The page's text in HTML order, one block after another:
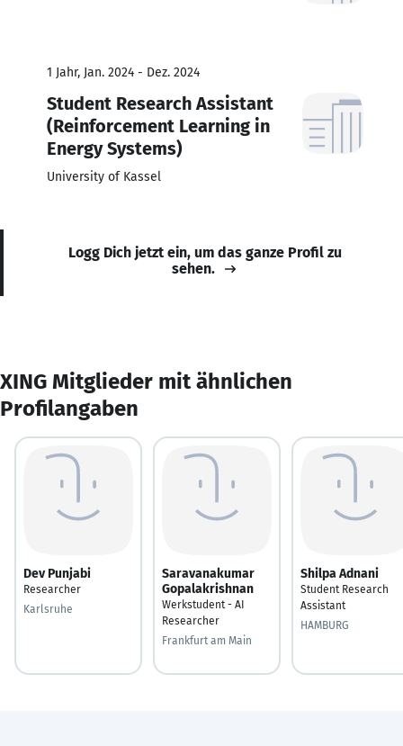
1 Jahr, Jan. 2024 - Dez. 2024
Student Research Assistant
(Reinforcement Learning in
Energy Systems)
University of Kassel
Logg Dich jetzt ein, um das ganze Profil zu
sehen.
XING Mitglieder mit ähnlichen
Profilangaben
Dev Punjabi
Researcher
Karlsruhe
Saravanakumar
Gopalakrishnan
Werkstudent - AI
Researcher
Frankfurt am Main
Shilpa Adnani
Student Research
Assistant
HAMBURG